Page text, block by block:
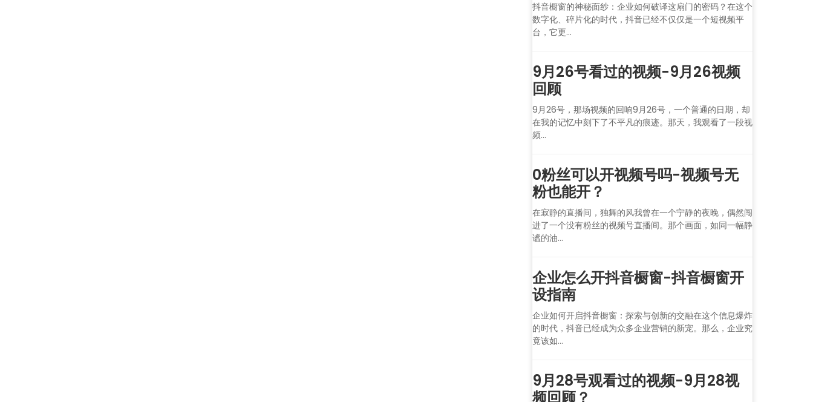
抖音橱窗的神秘面纱：企业如何破译这扇门的密码？在这个
数字化、碎片化的时代，抖音已经不仅仅是一个短视频平
台，它更...
9月26号看过的视频-9月26视频
回顾
9月26号，那场视频的回响9月26号，一个普通的日期，却
在我的记忆中刻下了不平凡的痕迹。那天，我观看了一段视
频...
0粉丝可以开视频号吗-视频号无
粉也能开？
在寂静的直播间，独舞的风我曾在一个宁静的夜晚，偶然闯
进了一个没有粉丝的视频号直播间。那个画面，如同一幅静
谧的油...
企业怎么开抖音橱窗-抖音橱窗开
设指南
企业如何开启抖音橱窗：探索与创新的交融在这个信息爆炸
的时代，抖音已经成为众多企业营销的新宠。那么，企业究
竟该如...
9月28号观看过的视频-9月28视
频回顾？